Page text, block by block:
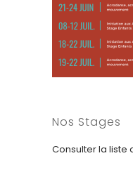
Nos Stages
Consulter la liste